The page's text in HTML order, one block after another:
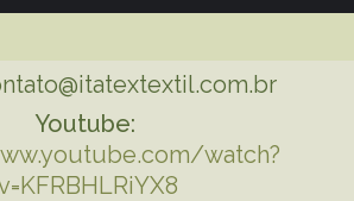
Youtube:
watch?